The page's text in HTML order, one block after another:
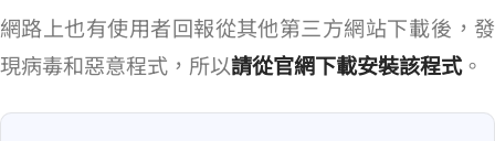
網路上也有使用者回報從其他第三方網站下載 JDownloader 後，發
現病毒和惡意程式，所以請從官網下載安裝該程式。